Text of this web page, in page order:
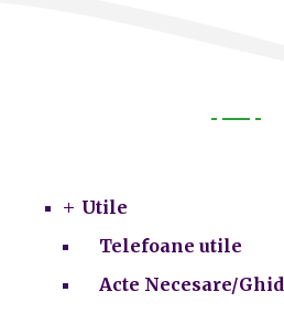
Utile
Telefoane utile
Acte Necesare/Ghid